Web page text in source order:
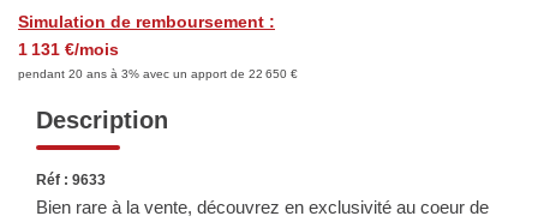
Dossier De Candidature
Simulation de remboursement :
1 131 €/mois
pendant 20 ans à 3% avec un apport de 22 650 €
Description
Réf : 9633
Bien rare à la vente, découvrez en exclusivité au coeur de